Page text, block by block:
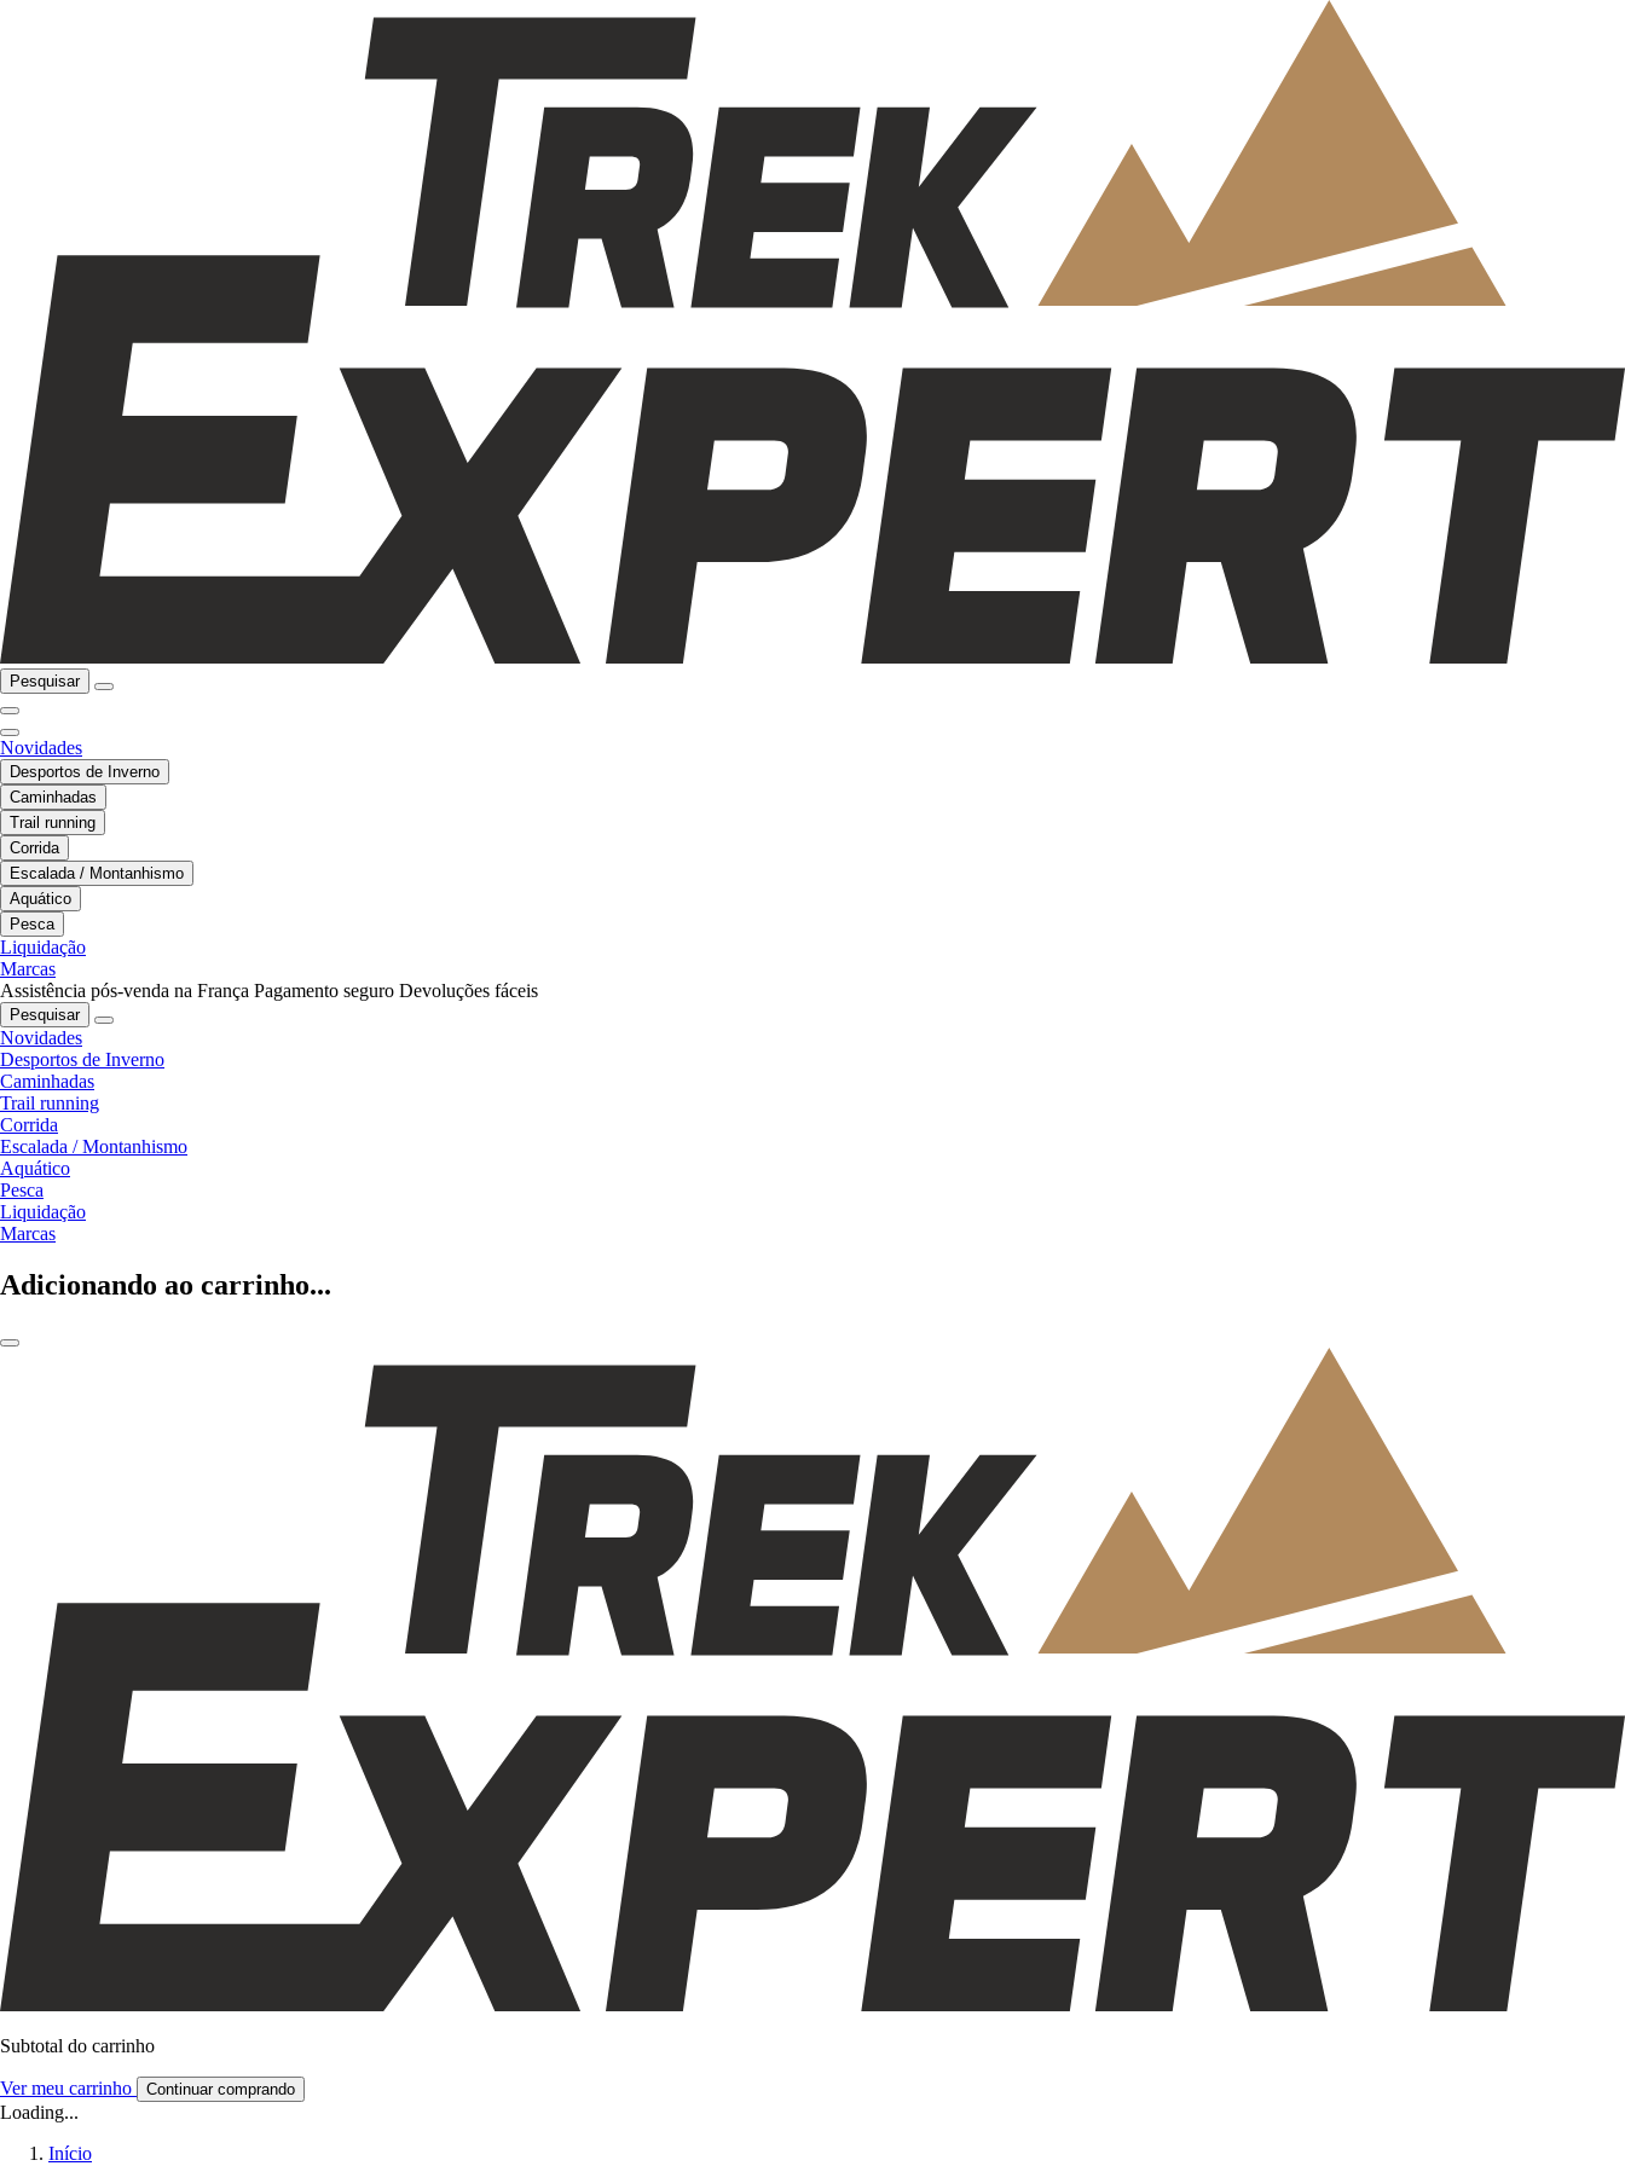
Pesquisar
Novidades
Desportos de Inverno
Caminhadas
Trail running
Corrida
Escalada / Montanhismo
Aquático
Pesca
Liquidação
Marcas
Assistência pós-venda na França Pagamento seguro Devoluções fáceis
Pesquisar
Novidades
Desportos de Inverno
Caminhadas
Trail running
Corrida
Escalada / Montanhismo
Aquático
Pesca
Liquidação
Marcas
Adicionando ao carrinho...
Subtotal do carrinho
Ver meu carrinho Continuar comprando
Loading...
Início